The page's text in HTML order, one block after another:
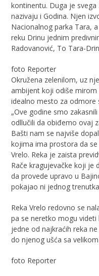
kontinentu. Duga je
nazivaju i Godina. Njen
Nacionalnog parka Tara,
reku Drinu jednim
Radovanović, To Tara-
foto Reporter
Okružena zelenilom, uz
ambijent koji odiše
idealno mesto za odmore
„Ove godine smo
odllučili da obiđemo ovaj
Bašti nam se najviše
kojima ima prostora da
Vrelo. Reka je zaista
Rače kragujevačke koji je
da provede upravo u
pokajao ni jednog
Reka Vrelo redovno se
pa se neretko mogu
jedne od najkraćih reka
do njenog ušća sa
foto Reporter